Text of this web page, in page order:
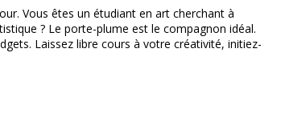
Vous êtes un étudiant en art cherchant à
? Le porte-plume est le compagnon idéal.
Laissez libre cours à votre créativité, initiez-